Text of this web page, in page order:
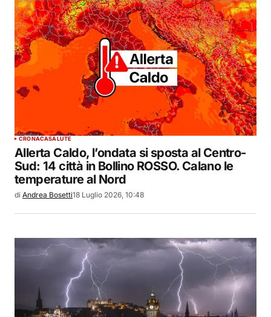
CRONACASALUTE
Allerta Caldo, l’ondata si sposta al Centro-
Sud: 14 città in Bollino ROSSO. Calano le
temperature al Nord
di Andrea Bosetti18 Luglio 2026, 10:48